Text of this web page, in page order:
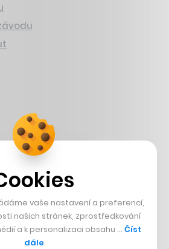
na Šumavě
vaše nastavení a preferencí,
našich stránek, zprostředkování
a k personalizaci obsahu … Číst
dále